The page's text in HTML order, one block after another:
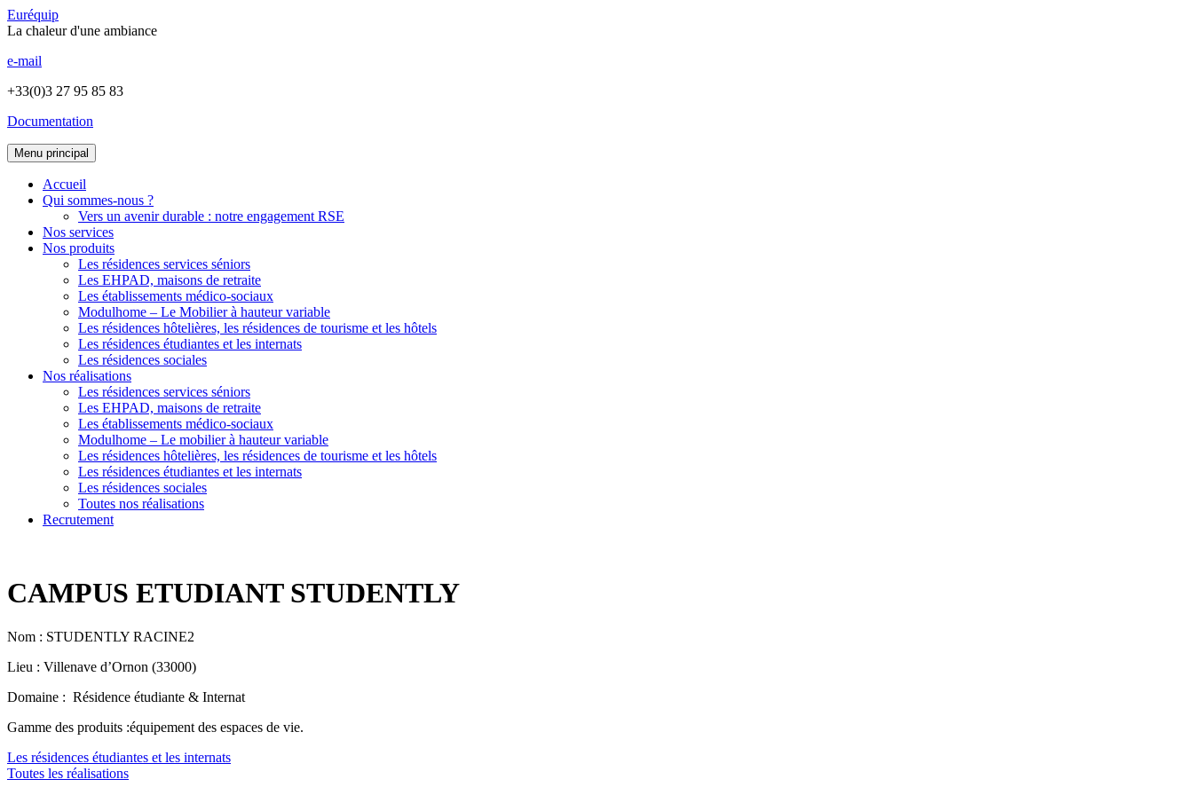
Euréquip
La chaleur d'une ambiance
e-mail
+33(0)3 27 95 85 83
Documentation
Menu principal
Accueil
Qui sommes-nous ?
Vers un avenir durable : notre engagement RSE
Nos services
Nos produits
Les résidences services séniors
Les EHPAD, maisons de retraite
Les établissements médico-sociaux
Modulhome – Le Mobilier à hauteur variable
Les résidences hôtelières, les résidences de tourisme et les hôtels
Les résidences étudiantes et les internats
Les résidences sociales
Nos réalisations
Les résidences services séniors
Les EHPAD, maisons de retraite
Les établissements médico-sociaux
Modulhome – Le mobilier à hauteur variable
Les résidences hôtelières, les résidences de tourisme et les hôtels
Les résidences étudiantes et les internats
Les résidences sociales
Toutes nos réalisations
Recrutement
CAMPUS ETUDIANT STUDENTLY
Nom : STUDENTLY RACINE2
Lieu : Villenave d’Ornon (33000)
Domaine : Résidence étudiante & Internat
Gamme des produits :équipement des espaces de vie.
Les résidences étudiantes et les internats
Toutes les réalisations